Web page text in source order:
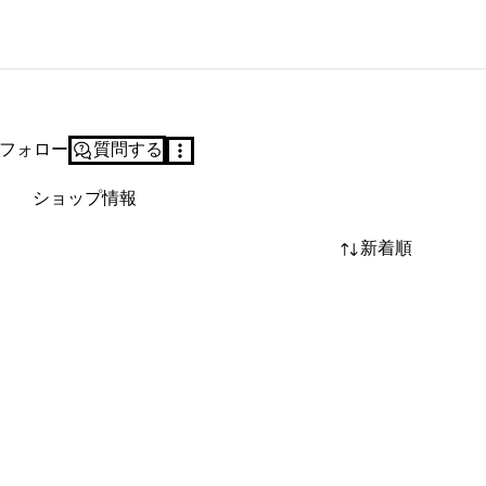
ォロー 質問する
ショップ情報
新着順